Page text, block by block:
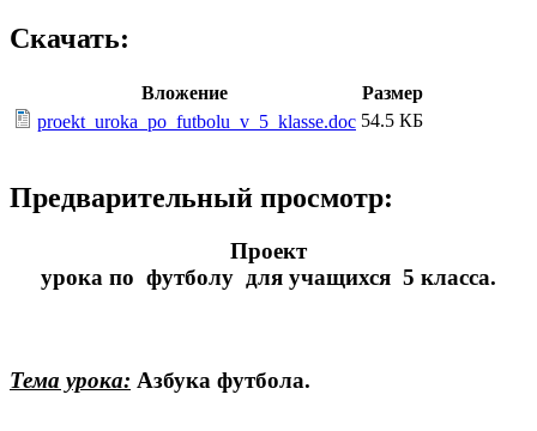
Скачать:
Вложение
Размер
proekt_uroka_po_futbolu_v_5_klasse.doc 54.5 КБ
Предварительный просмотр:
Проект
урока по футболу для учащихся 5 класса.
Тема урока: Азбука футбола.